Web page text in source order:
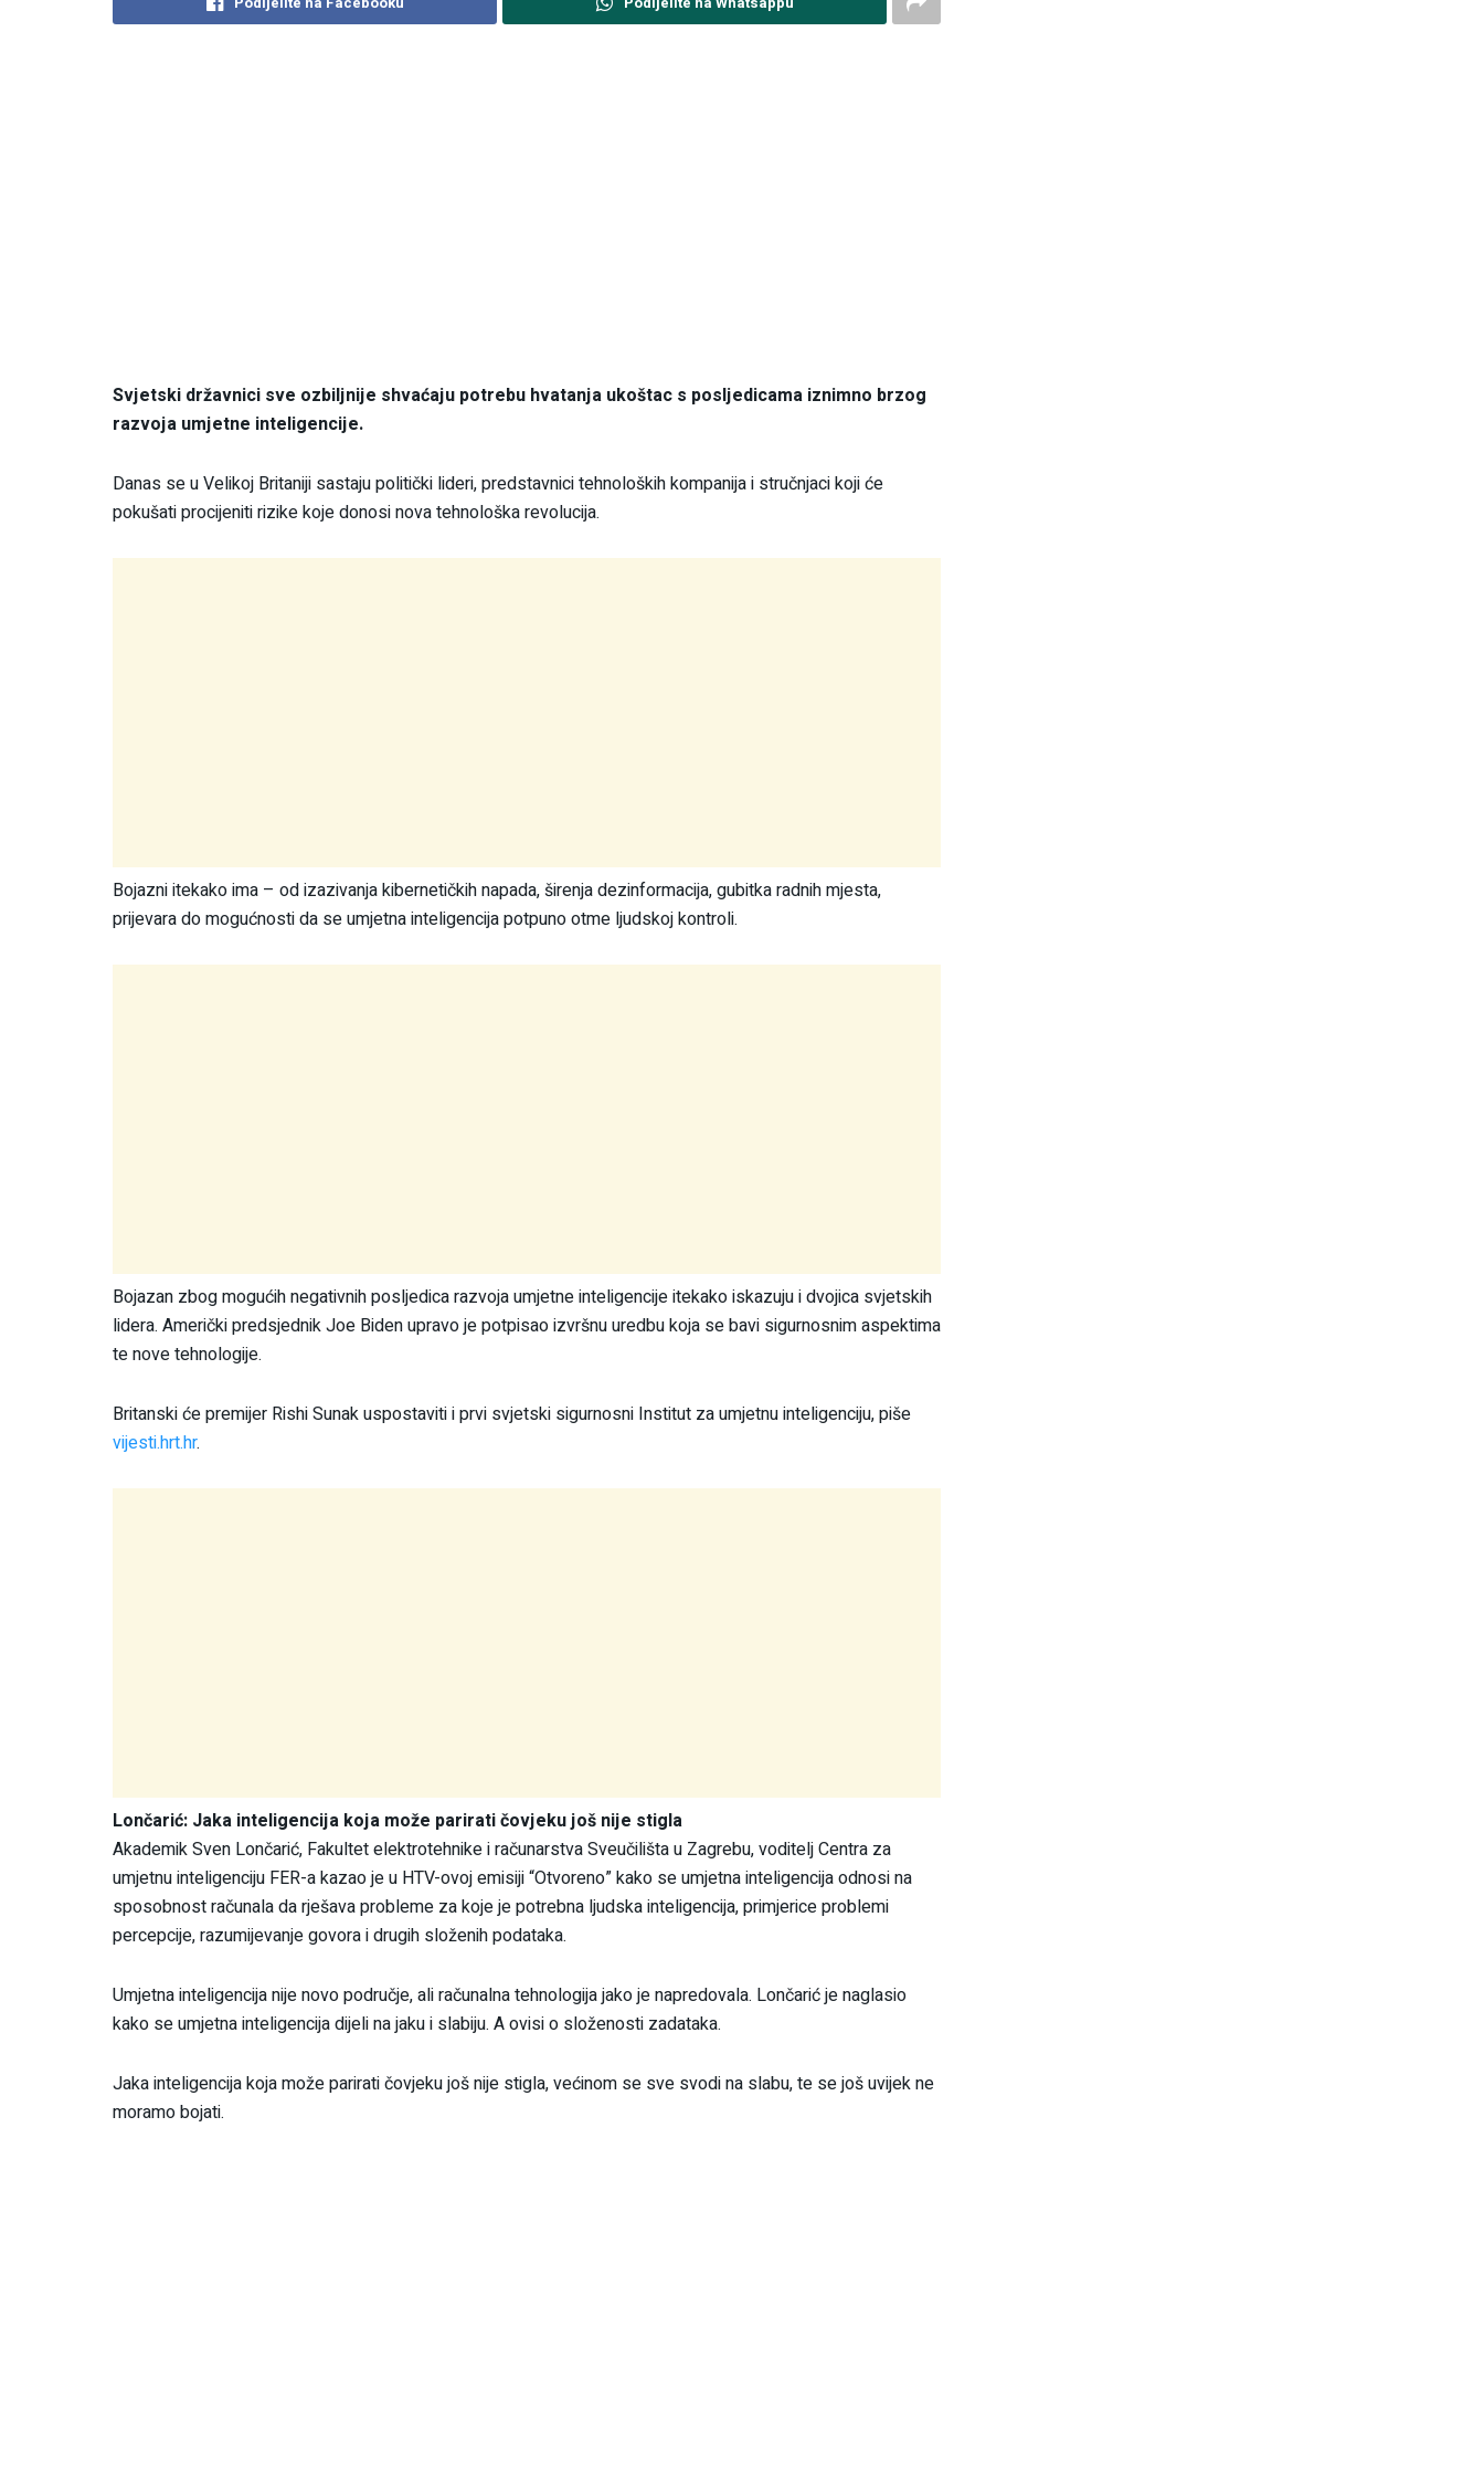
Svjetski državnici sve ozbiljnije shvaćaju potrebu hvatanja ukoštac s posljedicama iznimno brzog
razvoja umjetne inteligencije.
Danas se u Velikoj Britaniji sastaju politički lideri, predstavnici tehnoloških kompanija i stručnjaci koji će
pokušati procijeniti rizike koje donosi nova tehnološka revolucija.
Bojazni itekako ima – od izazivanja kibernetičkih napada, širenja dezinformacija, gubitka radnih mjesta,
prijevara do mogućnosti da se umjetna inteligencija potpuno otme ljudskoj kontroli.
Bojazan zbog mogućih negativnih posljedica razvoja umjetne inteligencije itekako iskazuju i dvojica svjetskih
lidera. Američki predsjednik Joe Biden upravo je potpisao izvršnu uredbu koja se bavi sigurnosnim aspektima
te nove tehnologije.
Britanski će premijer Rishi Sunak uspostaviti i prvi svjetski sigurnosni Institut za umjetnu inteligenciju, piše
vijesti.hrt.hr.
Lončarić: Jaka inteligencija koja može parirati čovjeku još nije stigla
Akademik Sven Lončarić, Fakultet elektrotehnike i računarstva Sveučilišta u Zagrebu, voditelj Centra za
umjetnu inteligenciju FER-a kazao je u HTV-ovoj emisiji “Otvoreno” kako se umjetna inteligencija odnosi na
sposobnost računala da rješava probleme za koje je potrebna ljudska inteligencija, primjerice problemi
percepcije, razumijevanje govora i drugih složenih podataka.
Umjetna inteligencija nije novo područje, ali računalna tehnologija jako je napredovala. Lončarić je naglasio
kako se umjetna inteligencija dijeli na jaku i slabiju. A ovisi o složenosti zadataka.
Jaka inteligencija koja može parirati čovjeku još nije stigla, većinom se sve svodi na slabu, te se još uvijek ne
moramo bojati.